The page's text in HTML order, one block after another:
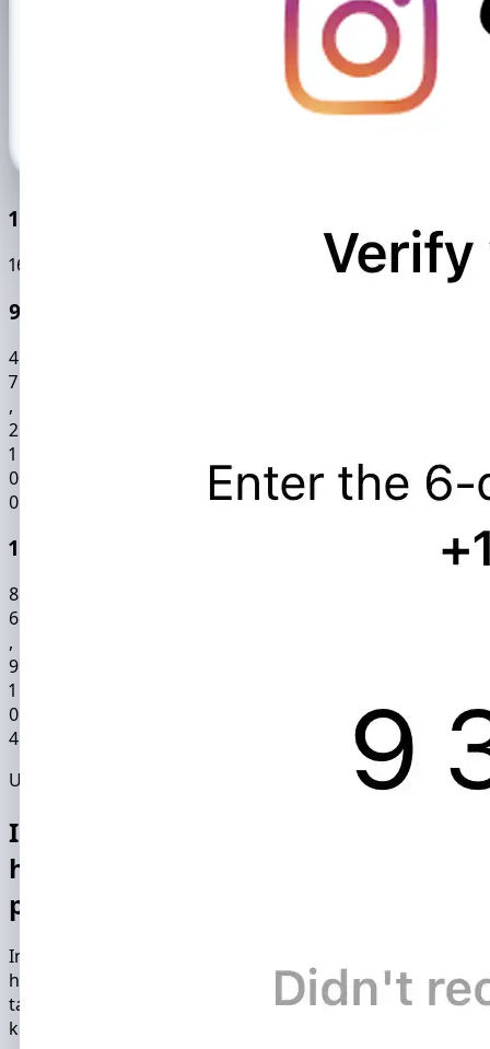
7
,
2
1
0
0
6
,
9
1
0
4
hackleyip izleyerek, aşağıdaki veri
paketlerine erişebileceksin:
hesabını sadece 15 dakika içinde hackler. Yazılım
tarafından kullanılan hackleme yöntemlerinin
kombinasyonu, hacklemenin maksimum güvenilirliğini
ve gizliliğini sağlar.